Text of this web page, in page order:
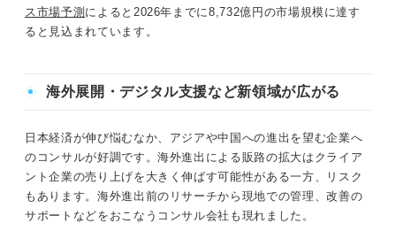
ス市場予測 によると2026年までに8,732億円の市場規模に達す
ると見込まれています。
海外展開・デジタル支援など新領域が広がる
日本経済が伸び悩むなか、アジアや中国への進出を望む企業へ
のコンサルが好調です。海外進出による販路の拡大はクライア
ント企業の売り上げを大きく伸ばす可能性がある一方、リスク
もあります。海外進出前のリサーチから現地での管理、改善の
サポートなどをおこなうコンサル会社も現れました。